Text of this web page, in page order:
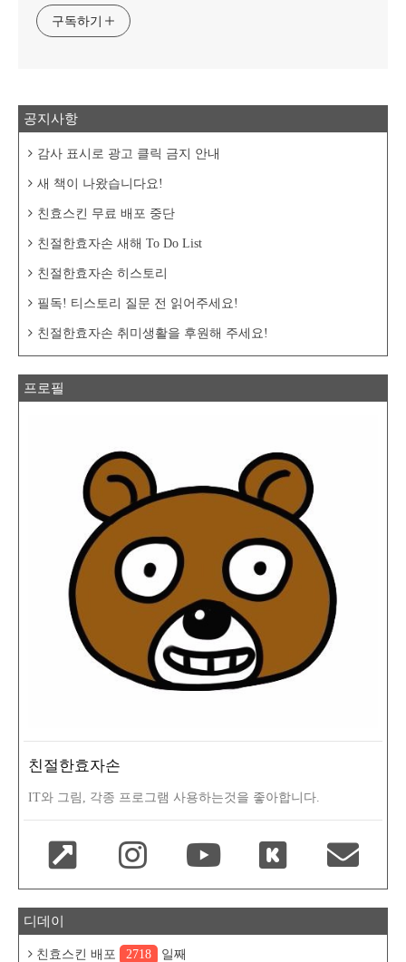
구독하기
공지사항
감사 표시로 광고 클릭 금지 안내
새 책이 나왔습니다요!
친효스킨 무료 배포 중단
친절한효자손 새해 To Do List
친절한효자손 히스토리
필독! 티스토리 질문 전 읽어주세요!
친절한효자손 취미생활을 후원해 주세요!
프로필
친절한효자손
IT와 그림, 각종 프로그램 사용하는것을 좋아합니다.
디데이
친효스킨 배포 2718 일째